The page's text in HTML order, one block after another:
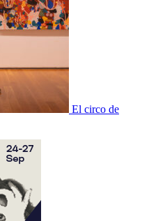
El circo de